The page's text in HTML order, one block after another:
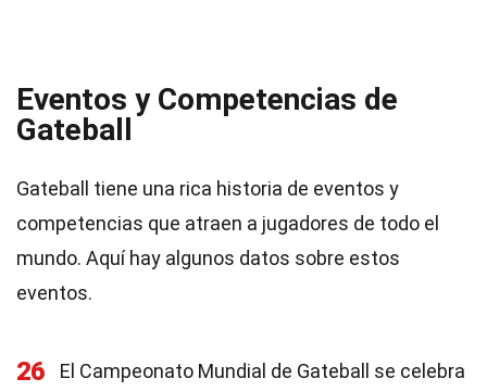
Eventos y Competencias de
Gateball
Gateball tiene una rica historia de eventos y
competencias que atraen a jugadores de todo el
mundo. Aquí hay algunos datos sobre estos
eventos.
26
El Campeonato Mundial de Gateball se celebra